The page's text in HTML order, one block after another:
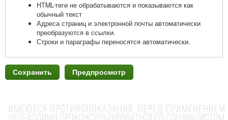
HTML-теги не обрабатываются и показываются как
обычный текст
Адреса страниц и электронной почты автоматически
преобразуются в ссылки.
Строки и параграфы переносятся автоматически.